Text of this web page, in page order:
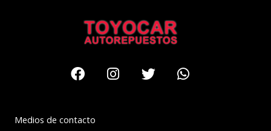
FacebookInstagram
TwitterWhatsapp
Medios de contacto